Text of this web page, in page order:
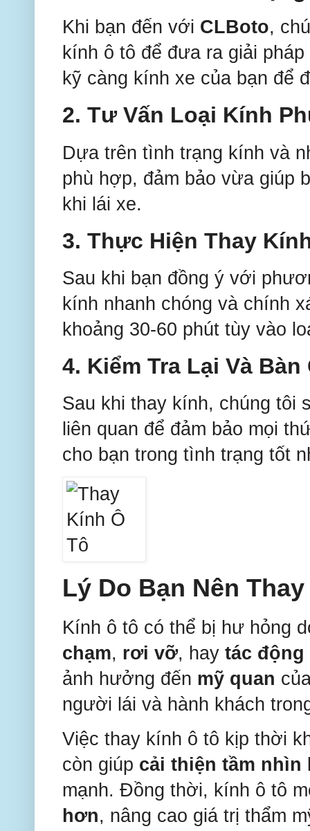
Khi bạn đến với CLBoto,
kính ô tô để đưa ra giải
kỹ càng kính xe của bạn để
2. Tư Vấn Loại Kính
Dựa trên tình trạng kính và
phù hợp, đảm bảo vừa giúp
khi lái xe.
3. Thực Hiện Thay
Sau khi bạn đồng ý với
kính nhanh chóng và chính
khoảng 30-60 phút tùy vào
4. Kiểm Tra Lại Và Bàn
Sau khi thay kính, chúng tôi
liên quan để đảm bảo mọi
cho bạn trong tình trạng tốt
Lý Do Bạn Nên
Kính ô tô có thể bị hư hỏng
chạm, rơi vỡ, hay tác
ảnh hưởng đến mỹ quan
người lái và hành khách
Việc thay kính ô tô kịp thời
còn giúp cải thiện tầm nhìn
mạnh. Đồng thời, kính ô tô
hơn, nâng cao giá trị thẩm